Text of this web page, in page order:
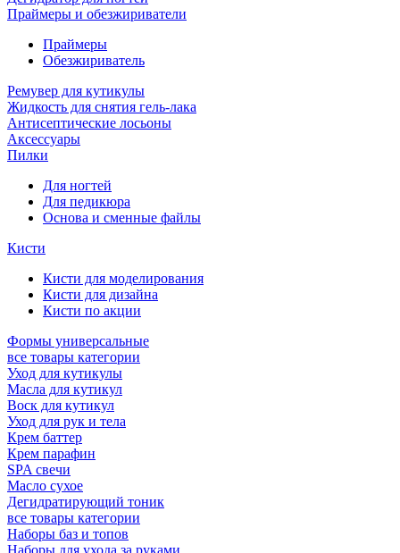
Праймеры и обезжириватели
Праймеры
Обезжириватель
Ремувер для кутикулы
Жидкость для снятия гель-лака
Антисептические лосьоны
Аксессуары
Пилки
Для ногтей
Для педикюра
Основа и сменные файлы
Кисти
Кисти для моделирования
Кисти для дизайна
Кисти по акции
Формы универсальные
все товары категории
Уход для кутикулы
Масла для кутикул
Воск для кутикул
Уход для рук и тела
Крем баттер
Крем парафин
SPA свечи
Масло сухое
Дегидратирующий тоник
все товары категории
Наборы баз и топов
Наборы для ухода за руками